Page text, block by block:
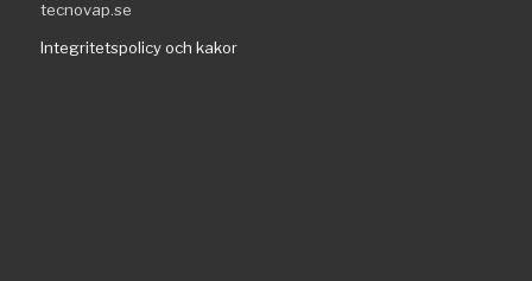
tecnovap.se
Integritetspolicy och kakor